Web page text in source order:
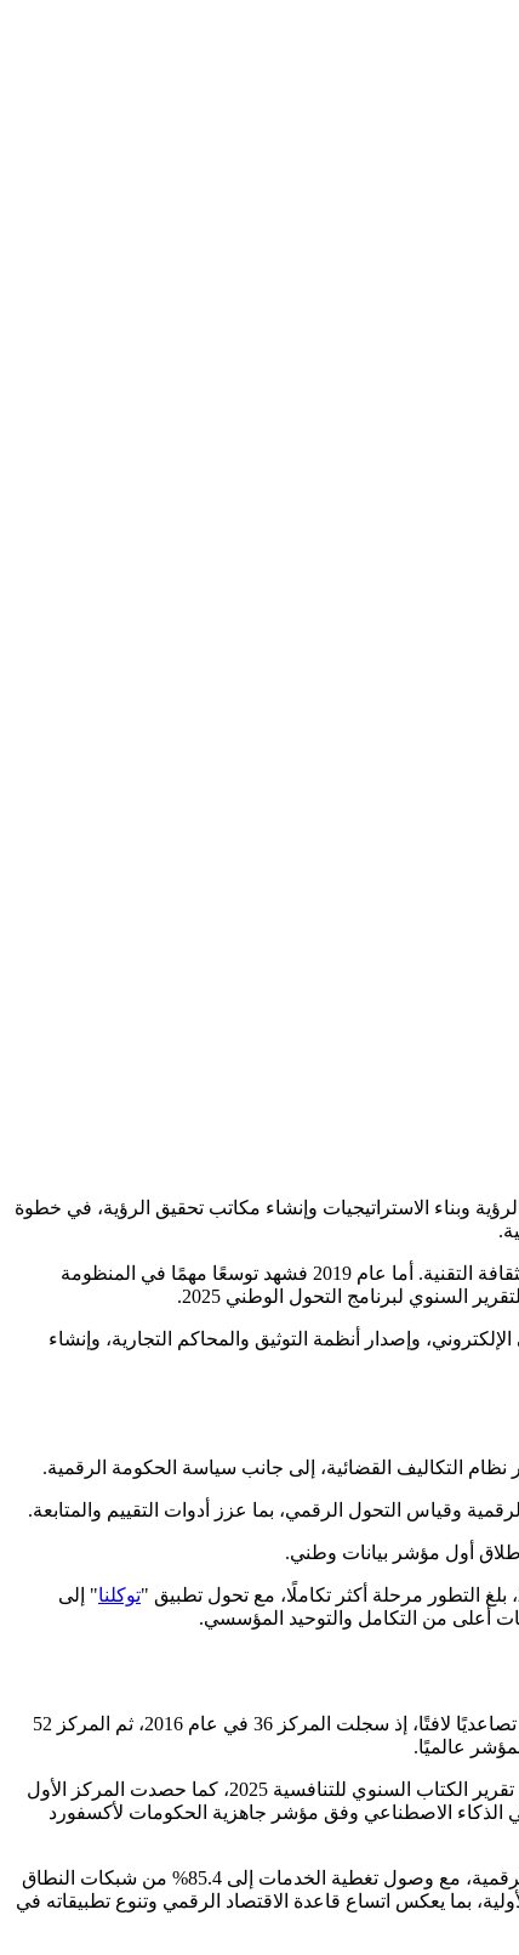
إذ جاءت مسيرة التحول الرقمي في المملكة ضمن مسار متدرج بدأ في عام 2016، مع إطلاق الرؤية وبناء الاستراتيجيات وإنشاء مكاتب تحقيق الرؤية، في خطوة
المحدثة، إلى جانب إطلاق مبادرة العطاء الرقمي، في إطار دعم التمكين الرقمي ونشر الثقافة التقنية. أما عام 2019 فشهد توسعًا مهمًا في المنظومة
وإصدار أنظمة التوثيق والمحاكم التجارية، وإنشاء
توكلنا" إلى
أعلى من التكامل والتوحيد المؤسسي.
تواصل المملكة تعزيز مكانتها في مؤشرات التحول الرقمي عالميًا، حيث شهد ترتيبها في مؤشر الأمم المتحدة لتطوير الحكومة الإلكترونية مسارًا تصاعديًا لافتًا، إذ سجلت المركز 36 في عام 2016، ثم المركز 52
ضمن تقرير الكتاب السنوي للتنافسية 2025، كما حصدت المركز الأول
منطقة الشرق الأوسط وشمال أفريقيا في الذكاء الاصطناعي وفق مؤشر جاهزية الحكومات لأكسفورد
وتعكس هذه النتائج أثرًا اقتصاديًا وتنمويًا متصاعدًا للتحول الرقمي، حيث أسهم في تحقيق 9.2 مليار ريال وفورات ناتجة عن المبادرات الحكومية الرقمية، مع وصول تغطية الخدمات إلى 85.4% من شبكات النطاق
الرقمي الحكومي 88.3%، إلى جانب تسجيل 650 نموذجًا للأعمال الرقمية الأولية، بما يعكس اتساع قاعدة الاقتصاد الرقمي وتنوع تطبيقاته في